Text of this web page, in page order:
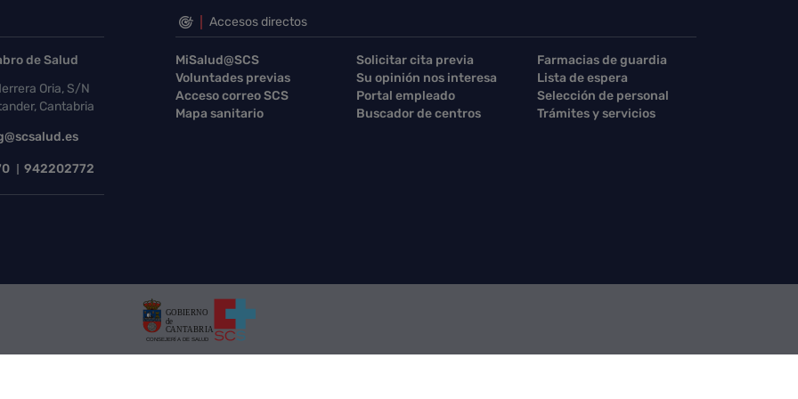
de Salud
Oria, S/N
Cantabria
942202772
Accesos directos
MiSalud@SCS Solicitar cita previa
Farmacias de guardia
Voluntades previas
Su opinión nos interesa
Lista de espera
Acceso correo SCS
Portal empleado
Selección de personal
Mapa sanitario
Buscador de centros Trámites y servicios